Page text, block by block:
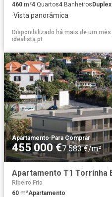
460 m²4 Quartos4 Banheiros Duplex
·Vista panorâmica
Disponibilizado há mais de um mês
idealista.pt
Apartamento·Para Comprar
455 000 €7 583 €/m²
Ribeiro Frio
60 m²Apartamento